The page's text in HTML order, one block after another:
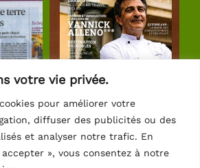
votre vie privée.
pour améliorer votre
diffuser des publicités ou des
et analyser notre trafic. En
», vous consentez à notre